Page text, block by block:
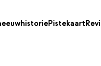
Pistekaart